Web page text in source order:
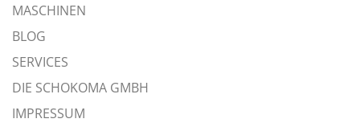
MASCHINEN
BLOG
SERVICES
DIE SCHOKOMA GMBH
IMPRESSUM